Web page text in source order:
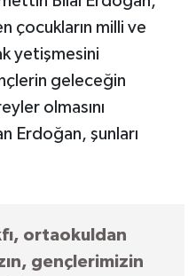
çocukların milli ve
yetişmesini
geleceğin
olmasını
Erdoğan, şunları
ortaokuldan
gençlerimizin